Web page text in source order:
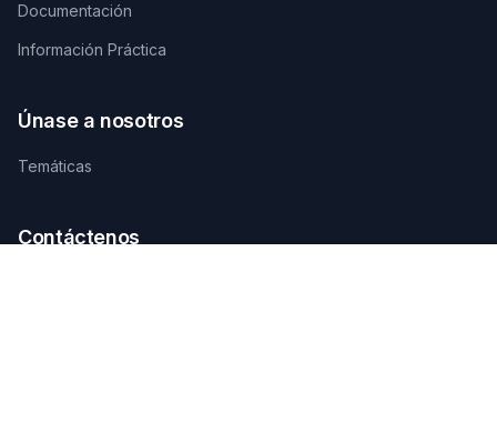
Documentación
Información Práctica
Únase a nosotros
Temáticas
Contáctenos